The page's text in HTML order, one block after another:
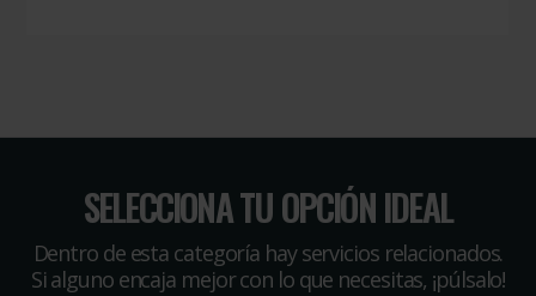
SELECCIONA TU OPCIÓN IDEAL
Dentro de esta categoría hay servicios relacionados.
Si alguno encaja mejor con lo que necesitas, ¡púlsalo!